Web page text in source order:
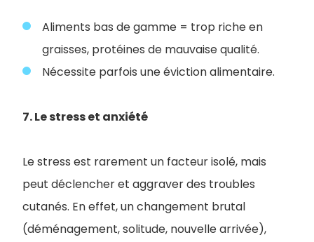
Aliments bas de gamme = trop riche en
graisses, protéines de mauvaise qualité.
Nécessite parfois une éviction alimentaire.
7. Le stress et anxiété
Le stress est rarement un facteur isolé, mais
peut déclencher et aggraver des troubles
cutanés. En effet, un changement brutal
(déménagement, solitude, nouvelle arrivée),